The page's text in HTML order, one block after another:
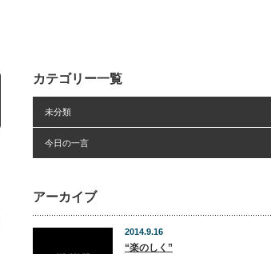
カテゴリー一覧
未分類
今日の一言
アーカイブ
2014.9.16
“楽のしく”